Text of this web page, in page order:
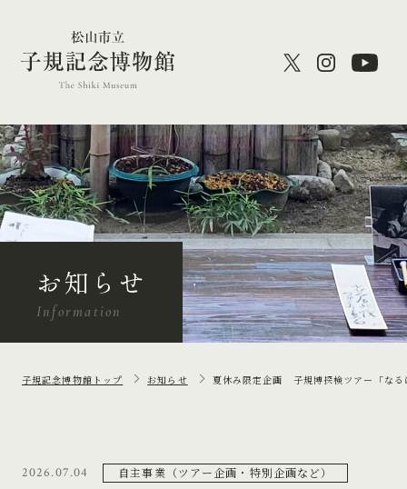
お知らせ
Information
子規記念博物館トップ お知らせ 夏休み限定企画 子規博探検ツアー「なる
2026.07.04 自主事業（ツアー企画・特別企画など）